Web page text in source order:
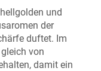
und
der
duftet. Im
von
damit ein